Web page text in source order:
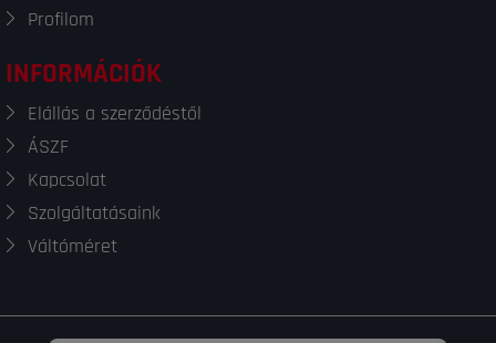
Profilom
INFORMÁCIÓK
Elállás a szerződéstől
ÁSZF
Kapcsolat
Szolgáltatásaink
Váltóméret